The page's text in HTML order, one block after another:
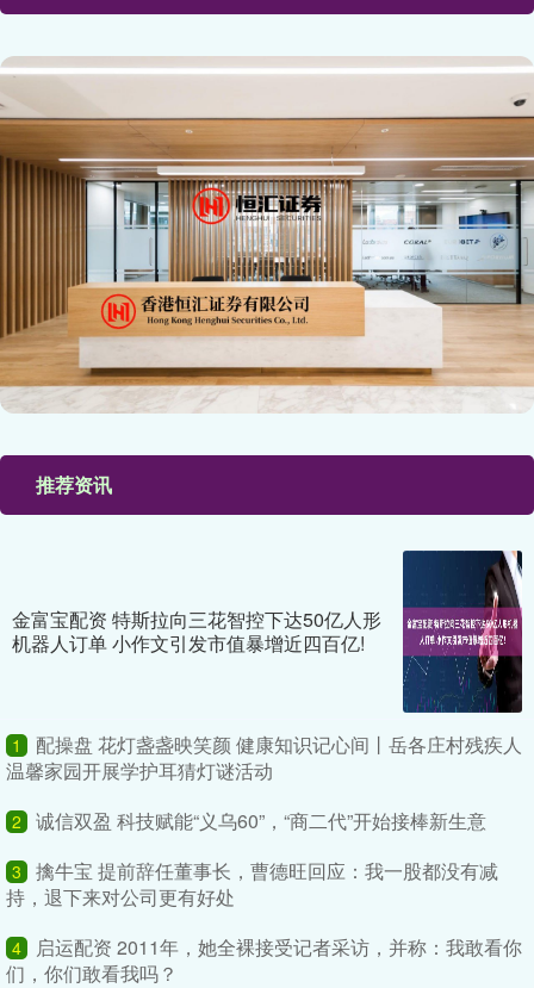
推荐资讯
金富宝配资 特斯拉向三花智控下达50亿人形
机器人订单 小作文引发市值暴增近四百亿!
1
配操盘 花灯盏盏映笑颜 健康知识记心间丨岳各庄村残疾人
温馨家园开展学护耳猜灯谜活动
2 诚信双盈 科技赋能“义乌60”，“商二代”开始接棒新生意
3
擒牛宝 提前辞任董事长，曹德旺回应：我一股都没有减
持，退下来对公司更有好处
4
启运配资 2011年，她全裸接受记者采访，并称：我敢看你
们，你们敢看我吗？